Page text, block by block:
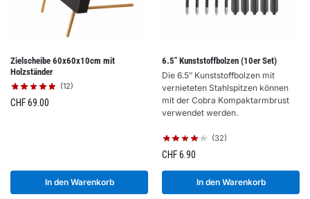
Zielscheibe 60x60x10cm mit
Holzständer
(12)
CHF69.00
In den Warenkorb
6.5″ Kunststoffbolzen (10er Set)
Die 6.5″ Kunststoffbolzen mit
vernieteten Stahlspitzen können
mit der Cobra Kompaktarmbrust
verwendet werden.
(32)
CHF6.90
In den Warenkorb